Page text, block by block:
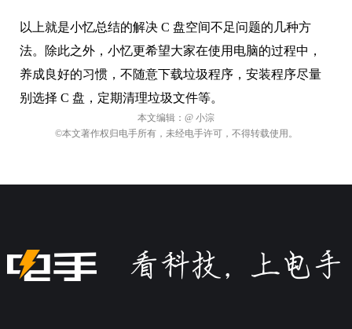
以上就是小忆总结的解决 C 盘空间不足问题的几种方
法。除此之外，小忆更希望大家在使用电脑的过程中，
养成良好的习惯，不随意下载垃圾程序，安装程序尽量
别选择 C 盘，定期清理垃圾文件等。
本文编辑： @ 小淙
©本文著作权归电手所有，未经电手许可，不得转载使用。